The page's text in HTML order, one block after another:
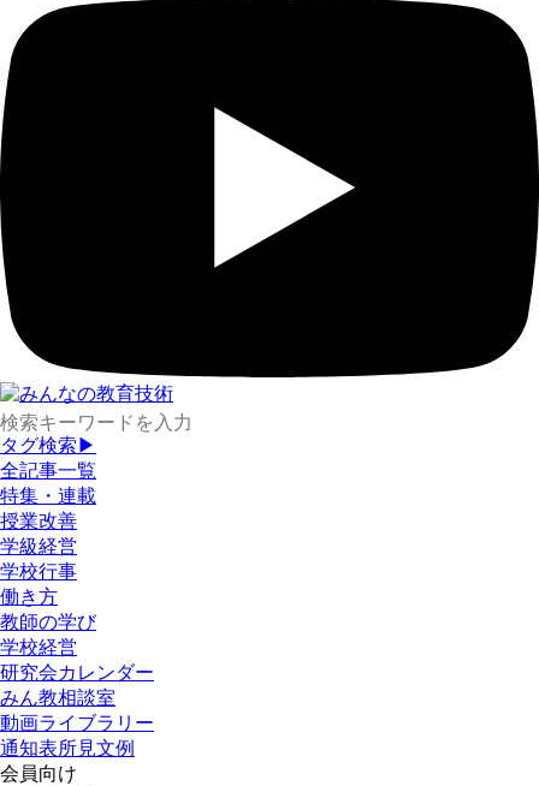
タグ検索▶
全記事一覧
特集・連載
授業改善
学級経営
学校行事
働き方
教師の学び
学校経営
研究会カレンダー
みん教相談室
動画ライブラリー
通知表所見文例
会員向け